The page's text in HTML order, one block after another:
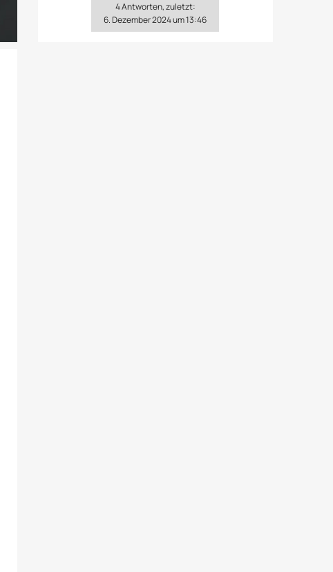
4 Antworten, zuletzt:
6. Dezember 2024 um 13:46